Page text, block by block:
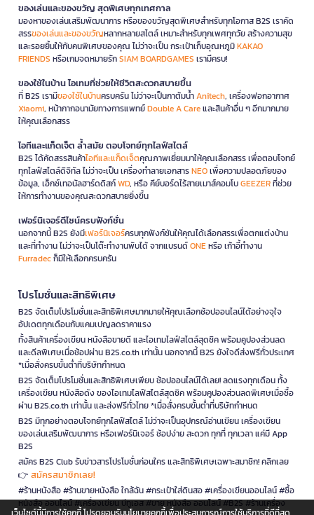
ของเล่นและของขวัญ สุดพิเศษทุกเทศกาล
มองหาของเล่นเสริมพัฒนาการ หรือของขวัญสุดพิเศษสำหรับทุกโอกาส B2S เราคัด
สรรของเล่นและของขวัญหลากหลายสไตล์ เหมาะสำหรับทุกเพศทุกวัย สร้างความสุข
และรอยยิ้มให้กับคนพิเศษของคุณ ไม่ว่าจะเป็น กระเป๋าเก็บอุณหภูมิKAKAO
FRIENDS หรือเกมจดหมายรักSIAM BOARDGAMES เรามีครบ!
ของใช้ในบ้าน ไอเทมที่ช่วยให้ชีวิตสะดวกสบายขึ้น
ที่ B2S เรามีของใช้ในบ้านครบครัน ไม่ว่าจะเป็นกาต้มน้ำAnitech, เครื่องฟอกอากาศ
Xiaomi, หน้ากากอนามัยทางการแพทย์Double A Careและสินค้าอื่น ๆ อีกมากมาย
ให้คุณเลือกสรร
ไอทีและแก็ดเจ็ต ล้ำสมัย ตอบโจทย์ทุกไลฟ์สไตล์
B2S ได้คัดสรรสินค้าไอทีและแก็ดเจ็ตคุณภาพเยี่ยมมาให้คุณเลือกสรร เพื่อตอบโจทย์
ทุกไลฟ์สไตล์ดิจิทัล ไม่ว่าจะเป็น เครื่องทำลายเอกสารNEOเพื่อความปลอดภัยของ
ข้อมูล, เอ็กซ์เทอนัลฮาร์ดดิสก์WD, หรือ คีย์บอร์ดไร้สายเมาส์คอมโบGEEZERที่ช่วย
ให้การทำงานของคุณสะดวกสบายยิ่งขึ้น
เฟอร์นิเจอร์ดีไซน์ครบฟังก์ชั่น
นอกจากนี้ B2S ยังมีเฟอร์นิเจอร์ครบทุกฟังก์ชันให้คุณได้เลือกสรรเพื่อตกแต่งบ้าน
และที่ทำงาน ไม่ว่าจะเป็นโต๊ะทำงานพับได้ จากแบรนด์ONEหรือ เก้าอี้ทำงาน
Furradecก็มีให้เลือกครบครัน
โปรโมชั่นและสิทธิพิเศษ
B2S จัดเต็มโปรโมชั่นและสิทธิพิเศษมากมายให้คุณเลือกช้อปออนไลน์ได้อย่างจุใจ
อัปเดตทุกเดือนกับแคมเปญลดราคาแรง
ทั้งสินค้าเครื่องเขียน หนังสือขายดี และไอเทมไลฟ์สไตล์สุดชิค พร้อมคูปองส่วนลด
และดีลพิเศษเมื่อช้อปผ่าน B2S.co.th เท่านั้น นอกจากนี้ B2S ยังใจดีส่งฟรีทั่วประเทศ
*เมื่อสั่งครบขั้นต่ำที่บริษัทกำหนด
B2S จัดเต็มโปรโมชั่นและสิทธิพิเศษเพียบ ช้อปออนไลน์ได้เลย! ลดแรงทุกเดือน ทั้ง
เครื่องเขียน หนังสือดัง ของไอเทมไลฟ์สไตล์สุดชิค พร้อมคูปองส่วนลดพิเศษเมื่อซื้อ
ผ่าน B2S.co.th เท่านั้น และส่งฟรีทั่วไทย *เมื่อสั่งครบขั้นต่ำที่บริษัทกำหนด
B2S มีทุกอย่างตอบโจทย์ทุกไลฟ์สไตล์ ไม่ว่าจะเป็นอุปกรณ์อ่านเขียน เครื่องเขียน
ของเล่นเสริมพัฒนาการ หรือเฟอร์นิเจอร์ ช้อปง่าย สะดวก ทุกที่ ทุกเวลา แค่มี App
B2S
สมัคร B2S Club รับข่าวสารโปรโมชั่นก่อนใคร และสิทธิพิเศษเฉพาะสมาชิก! คลิกเลย
👉 สมัครสมาชิกเลย!
#ร้านหนังสือ #ร้านขายหนังสือ ใกล้ฉัน #กระเป๋าใส่ดินสอ #เครื่องเขียนออนไลน์ #ซื้อ
หนังสือ ออนไลน์ #เครื่องเขียน บีทูเอส #ขาย หนังสือ ออนไลน์ #B2S #ร้านเครื่อง